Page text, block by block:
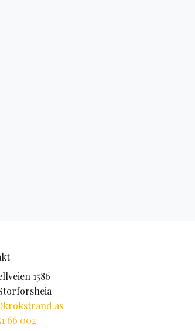
1586
66 002